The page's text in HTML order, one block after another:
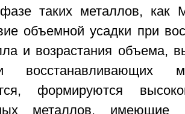
фазе таких металлов,
объемной усадки при
и возрастания объема,
восстанавливающих
формируются
металлов, имеющие